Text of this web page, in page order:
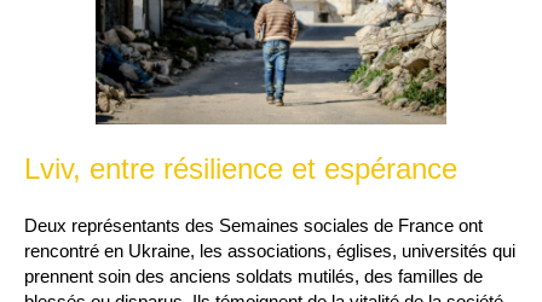
Lviv, entre résilience et espérance
Deux représentants des Semaines sociales de France ont
rencontré en Ukraine, les associations, églises, universités qui
prennent soin des anciens soldats mutilés, des familles de